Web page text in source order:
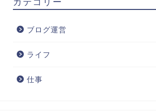
ブログ運営
ライフ
仕事